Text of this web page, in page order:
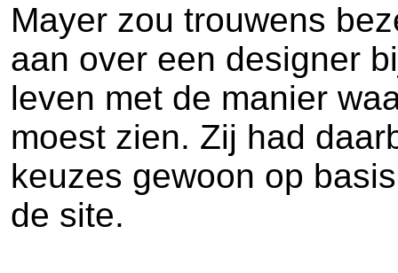
Mayer zou trouwens
aan over een designer
leven met de manier
moest zien. Zij had
keuzes gewoon op
de site.